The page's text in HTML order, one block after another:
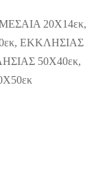
20Χ14εκ,
ΕΚΚΛΗΣΙΑΣ
50Χ40εκ,